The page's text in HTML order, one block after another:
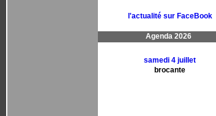
l'actualité sur FaceBook
Agenda 2026
samedi 4 juillet
brocante